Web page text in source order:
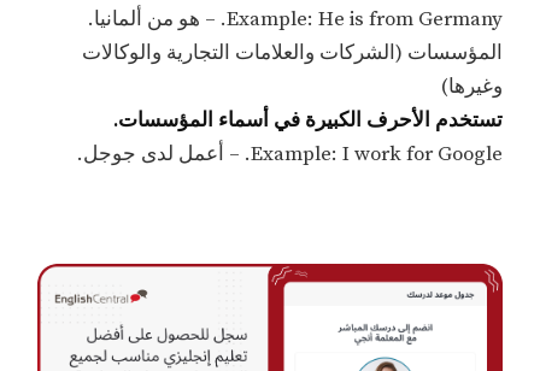
Example: He is from Germany. – هو من ألمانيا.
المؤسسات (الشركات والعلامات التجارية والوكالات
وغيرها)
تستخدم الأحرف الكبيرة في أسماء المؤسسات.
Example: I work for Google. – أعمل لدى جوجل.